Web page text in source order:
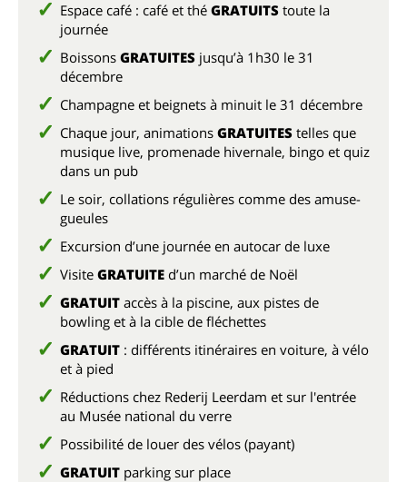
Espace café : café et thé GRATUITS toute la
journée
Boissons GRATUITES jusqu’à 1h30 le 31
décembre
Champagne et beignets à minuit le 31 décembre
Chaque jour, animations GRATUITES telles que
musique live, promenade hivernale, bingo et quiz
dans un pub
Le soir, collations régulières comme des amuse-
gueules
Excursion d’une journée en autocar de luxe
Visite GRATUITE d’un marché de Noël
GRATUIT accès à la piscine, aux pistes de
bowling et à la cible de fléchettes
GRATUIT : différents itinéraires en voiture, à vélo
et à pied
Réductions chez Rederij Leerdam et sur l'entrée
au Musée national du verre
Possibilité de louer des vélos (payant)
GRATUIT parking sur place